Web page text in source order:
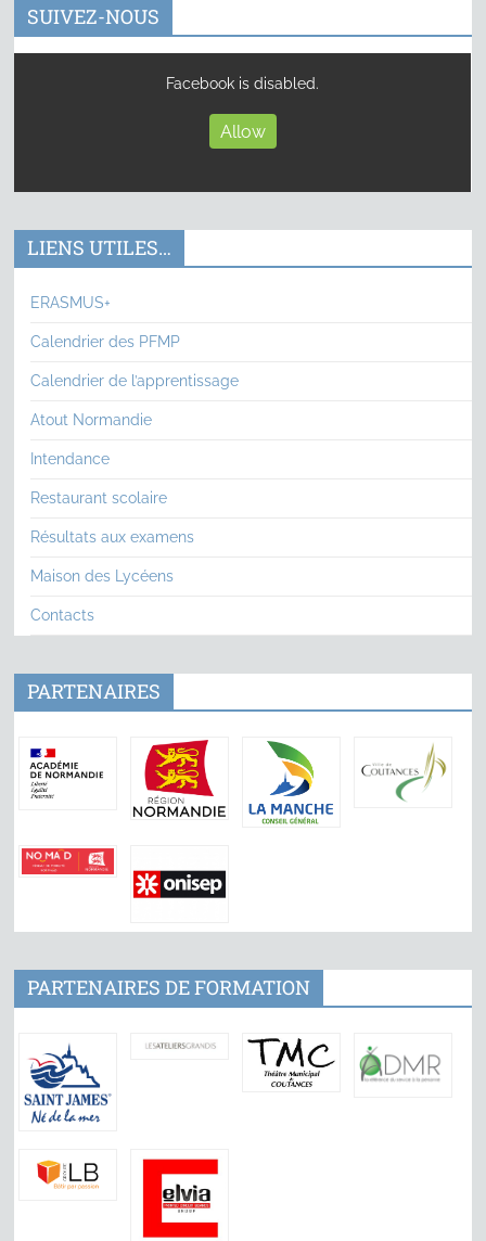
SUIVEZ-NOUS
Facebook is disabled.
Allow
LIENS UTILES…
ERASMUS+
Calendrier des PFMP
Calendrier de l’apprentissage
Atout Normandie
Intendance
Restaurant scolaire
Résultats aux examens
Maison des Lycéens
Contacts
PARTENAIRES
PARTENAIRES DE FORMATION